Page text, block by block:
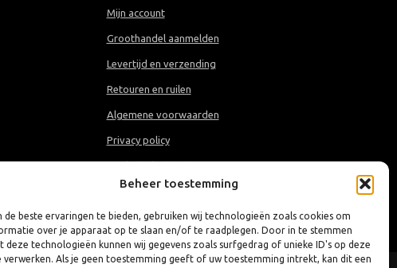
Beheer toestemming
de beste ervaringen te bieden, gebruiken wij technologieën zoals cookies om
over je apparaat op te slaan en/of te raadplegen. Door in te stemmen
deze technologieën kunnen wij gegevens zoals surfgedrag of unieke ID's op deze
verwerken. Als je geen toestemming geeft of uw toestemming intrekt, kan dit een
Mijn account
Groothandel aanmelden
Levertijd en verzending
Retouren en ruilen
Algemene voorwaarden
Privacy policy